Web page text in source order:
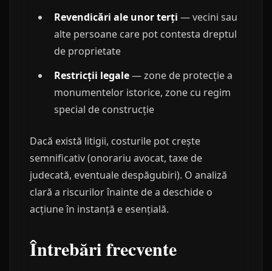
Revendicări ale unor terți — vecini sau
alte persoane care pot contesta dreptul
de proprietate
Restricții legale— zone de protecție a
monumentelor istorice, zone cu regim
special de construcție
Dacă există litigii, costurile pot crește
semnificativ (onorariu avocat, taxe de
judecată, eventuale despăgubiri). O analiză
clară a riscurilor înainte de a deschide o
acțiune în instanță e esențială.
Întrebări frecvente